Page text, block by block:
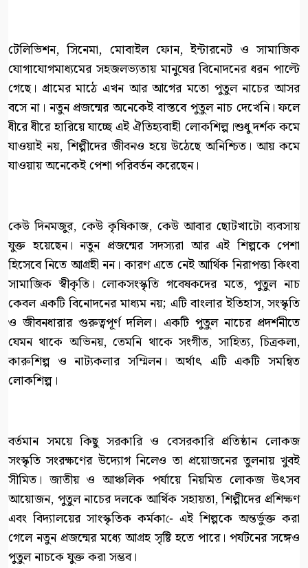
টেলিভিশন, সিনেমা, মোবাইল ফোন, ইন্টারনেট ও সামাজিক
যোগাযোগমাধ্যমের সহজলভ্যতায় মানুষের বিনোদনের ধরন পাল্টে
গেছে। গ্রামের মাঠে এখন আর আগের মতো পুতুল নাচের আসর
বসে না। নতুন প্রজন্মের অনেকেই বাস্তবে পুতুল নাচ দেখেনি। ফলে
ধীরে ধীরে হারিয়ে যাচ্ছে এই ঐতিহ্যবাহী লোকশিল্প।শুধু দর্শক কমে
যাওয়াই নয়, শিল্পীদের জীবনও হয়ে উঠেছে অনিশ্চিত। আয় কমে
যাওয়ায় অনেকেই পেশা পরিবর্তন করেছেন।
কেউ দিনমজুর, কেউ কৃষিকাজ, কেউ আবার ছোটখাটো ব্যবসায়
যুক্ত হয়েছেন। নতুন প্রজন্মের সদস্যরা আর এই শিল্পকে পেশা
হিসেবে নিতে আগ্রহী নন। কারণ এতে নেই আর্থিক নিরাপত্তা কিংবা
সামাজিক স্বীকৃতি। লোকসংস্কৃতি গবেষকদের মতে, পুতুল নাচ
কেবল একটি বিনোদনের মাধ্যম নয়; এটি বাংলার ইতিহাস, সংস্কৃতি
ও জীবনধারার গুরুত্বপূর্ণ দলিল। একটি পুতুল নাচের প্রদর্শনীতে
যেমন থাকে অভিনয়, তেমনি থাকে সংগীত, সাহিত্য, চিত্রকলা,
কারুশিল্প ও নাট্যকলার সম্মিলন। অর্থাৎ এটি একটি সমন্বিত
লোকশিল্প।
বর্তমান সময়ে কিছু সরকারি ও বেসরকারি প্রতিষ্ঠান লোকজ
সংস্কৃতি সংরক্ষণের উদ্যোগ নিলেও তা প্রয়োজনের তুলনায় খুবই
সীমিত। জাতীয় ও আঞ্চলিক পর্যায়ে নিয়মিত লোকজ উৎসব
আয়োজন, পুতুল নাচের দলকে আর্থিক সহায়তা, শিল্পীদের প্রশিক্ষণ
এবং বিদ্যালয়ের সাংস্কৃতিক কর্মকা-ে এই শিল্পকে অন্তর্ভুক্ত করা
গেলে নতুন প্রজন্মের মধ্যে আগ্রহ সৃষ্টি হতে পারে। পর্যটনের সঙ্গেও
পুতুল নাচকে যুক্ত করা সম্ভব।